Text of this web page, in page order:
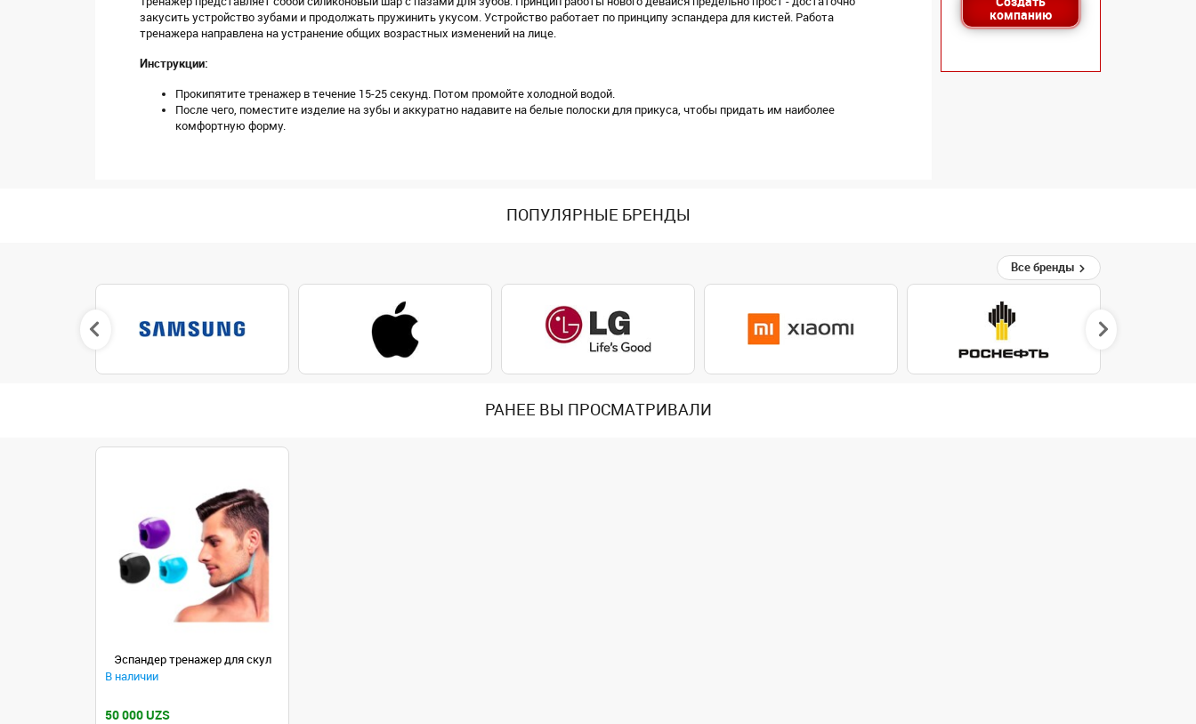
закусить устройство зубами и продолжать пружинить укусом. Устройство работает по принципу эспандера для кистей. Работа
тренажера направлена на устранение общих возрастных изменений на лице.
Инструкции:
Прокипятите тренажер в течение 15-25 секунд. Потом промойте холодной водой.
После чего, поместите изделие на зубы и аккуратно надавите на белые полоски для прикуса, чтобы придать им наиболее
комфортную форму.
компанию
ПОПУЛЯРНЫЕ БРЕНДЫ
Все бренды
РАНЕЕ ВЫ ПРОСМАТРИВАЛИ
Эспандер тренажер для скул
В наличии
50 000 UZS